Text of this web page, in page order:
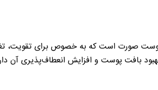
صورت است که به خصوص برای تقویت،
بافت پوست و افزایش انعطاف‌پذیری آن